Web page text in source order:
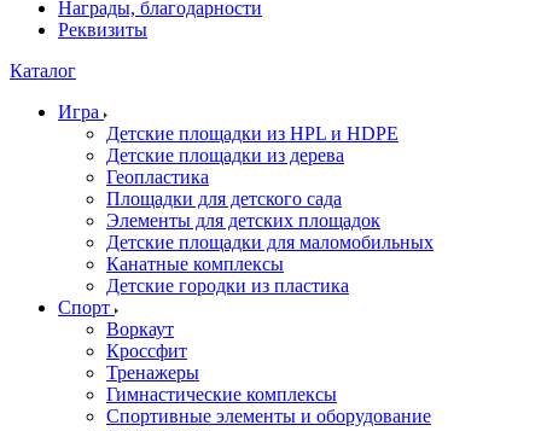
Награды, благодарности
Реквизиты
Каталог
Игра
Детские площадки из HPL и HDPE
Детские площадки из дерева
Геопластика
Площадки для детского сада
Элементы для детских площадок
Детские площадки для маломобильных
Канатные комплексы
Детские городки из пластика
Спорт
Воркаут
Кроссфит
Тренажеры
Гимнастические комплексы
Спортивные элементы и оборудование